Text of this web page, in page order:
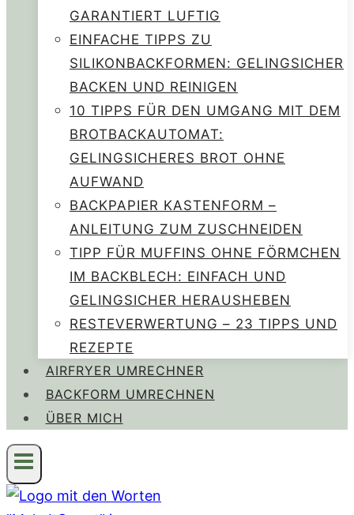
GARANTIERT LUFTIG
EINFACHE TIPPS ZU
SILIKONBACKFORMEN: GELINGSICHER
BACKEN UND REINIGEN
10 TIPPS FÜR DEN UMGANG MIT DEM
BROTBACKAUTOMAT:
GELINGSICHERES BROT OHNE
AUFWAND
BACKPAPIER KASTENFORM –
ANLEITUNG ZUM ZUSCHNEIDEN
TIPP FÜR MUFFINS OHNE FÖRMCHEN
IM BACKBLECH: EINFACH UND
GELINGSICHER HERAUSHEBEN
RESTEVERWERTUNG – 23 TIPPS UND
REZEPTE
AIRFRYER UMRECHNER
BACKFORM UMRECHNEN
ÜBER MICH